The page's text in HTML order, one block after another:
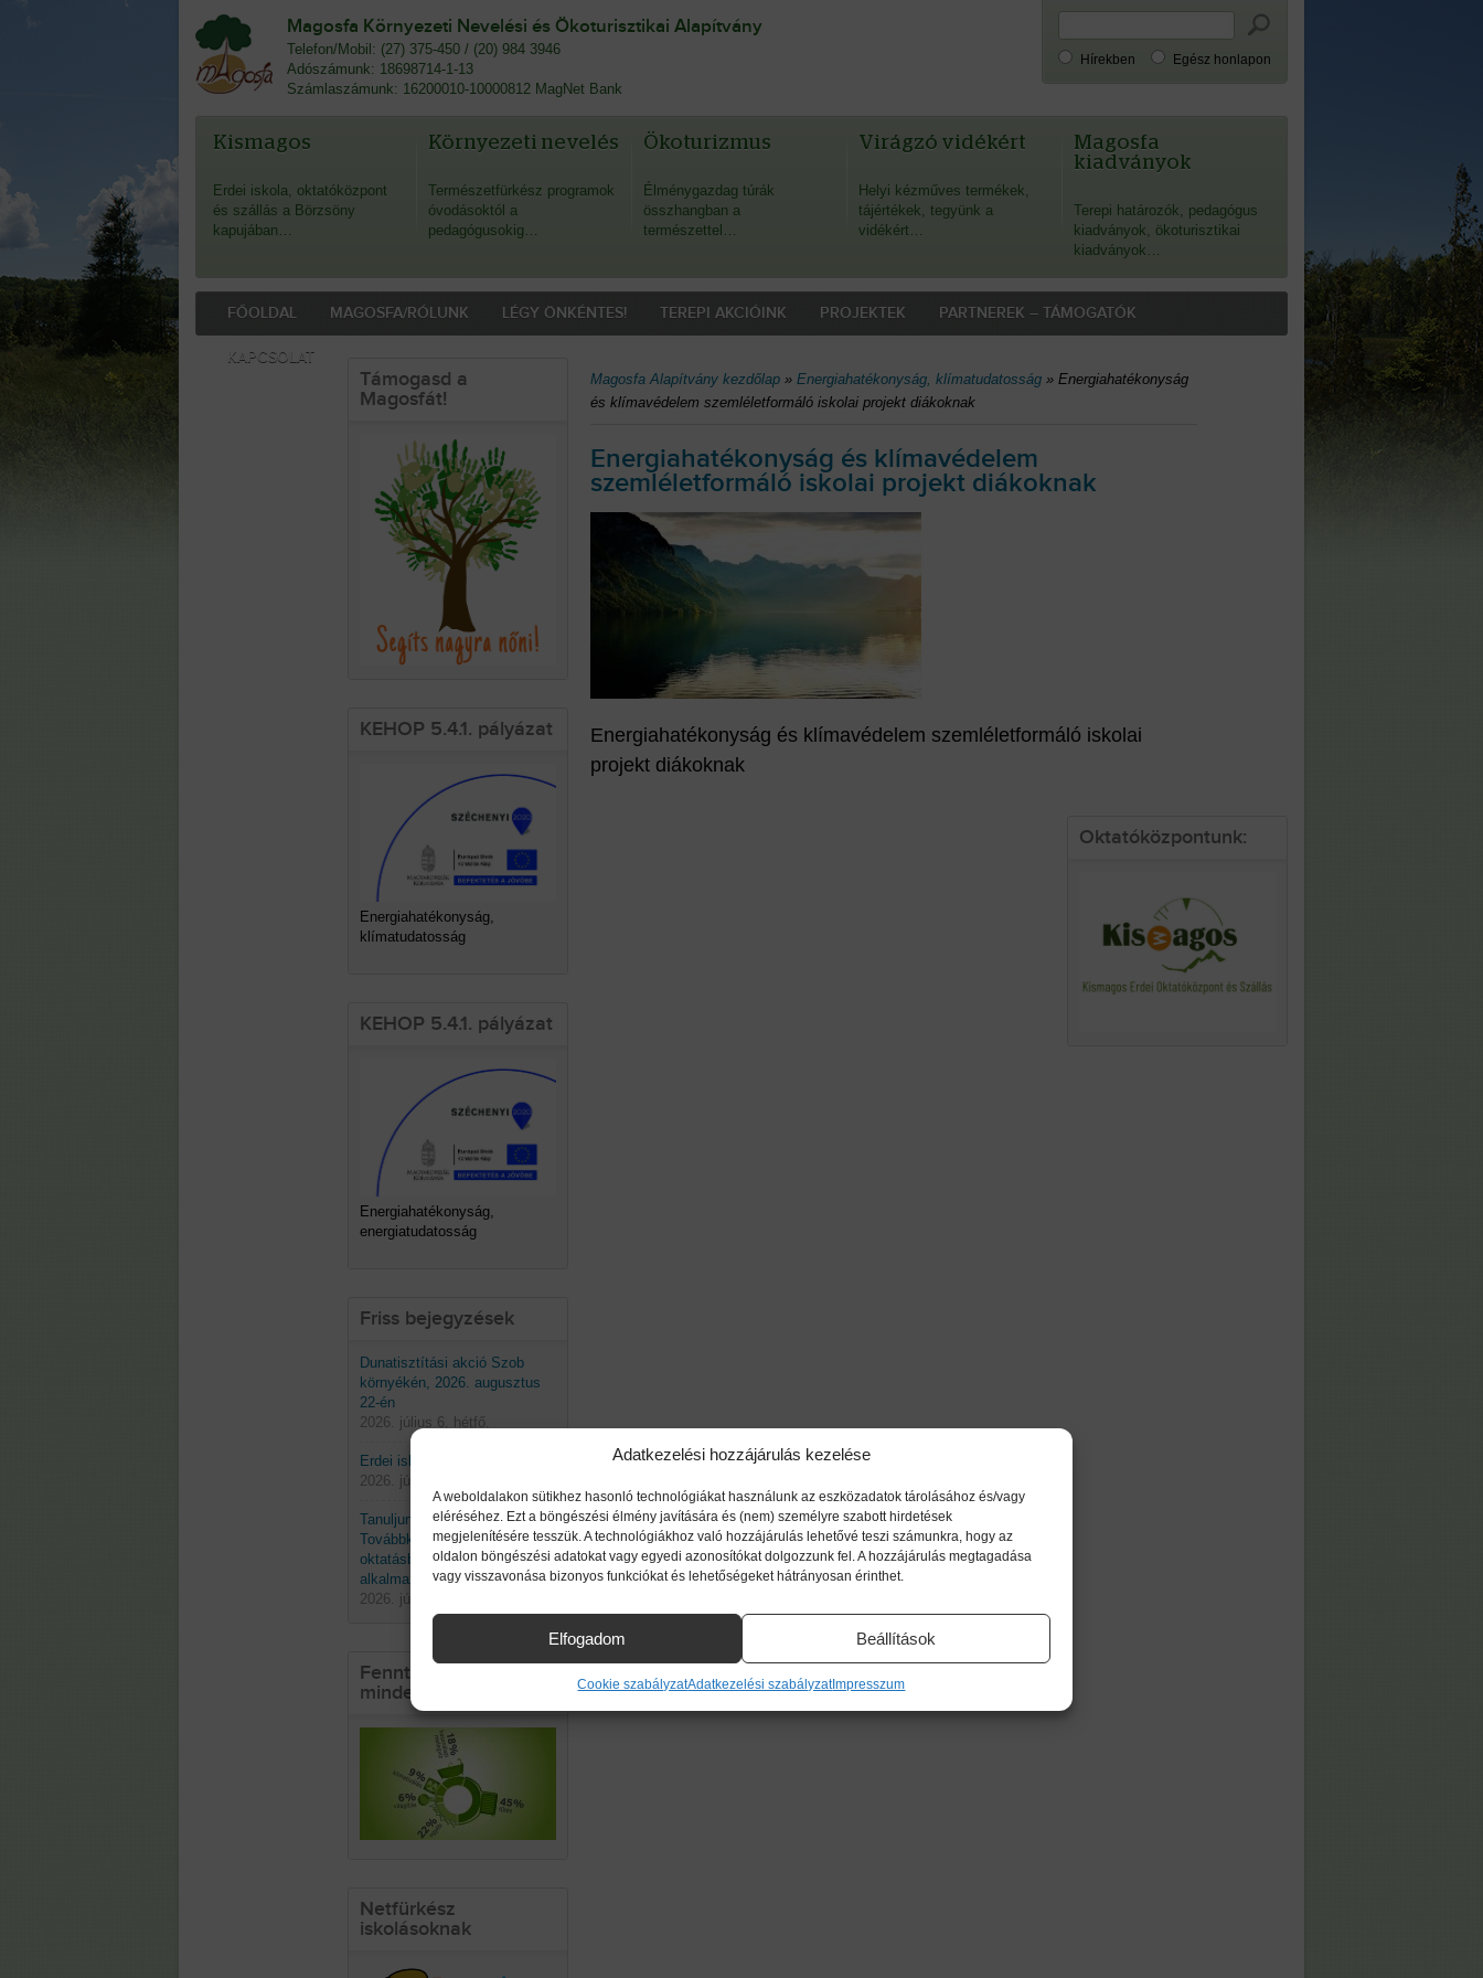
Adatkezelési hozzájárulás kezelése
A weboldalakon sütikhez hasonló technológiákat használunk az eszközadatok tárolásához és/vagy
eléréséhez. Ezt a böngészési élmény javítására és (nem) személyre szabott hirdetések
megjelenítésére tesszük. A technológiákhoz való hozzájárulás lehetővé teszi számunkra, hogy az
oldalon böngészési adatokat vagy egyedi azonosítókat dolgozzunk fel. A hozzájárulás megtagadása
vagy visszavonása bizonyos funkciókat és lehetőségeket hátrányosan érinthet.
Elfogadom Beállítások
Cookie szabályzatAdatkezelési szabályzatImpresszum
Magosfa Környezeti Nevelési és Ökoturisztikai Alapítvány
Telefon/Mobil: (27) 375-450 / (20) 984 3946
Adószámunk: 18698714-1-13
Számlaszámunk: 16200010-10000812 MagNet Bank
Hírekben Egész honlapon
Kismagos
Erdei iskola, oktatóközpont
és szállás a Börzsöny
kapujában…
Környezeti nevelés
Természetfürkész programok
óvodásoktól a
pedagógusokig…
Ökoturizmus
Élménygazdag túrák
összhangban a
természettel…
Virágzó vidékért
Helyi kézműves termékek,
tájértékek, tegyünk a
vidékért…
Magosfa
kiadványok
Terepi határozók, pedagógus
kiadványok, ökoturisztikai
kiadványok…
FŐOLDAL MAGOSFA/RÓLUNK LÉGY ÖNKÉNTES! TEREPI AKCIÓINK PROJEKTEK PARTNEREK – TÁMOGATÓK
KAPCSOLAT
Támogasd a
Magosfát!
KEHOP 5.4.1. pályázat
Energiahatékonyság,
klímatudatosság
KEHOP 5.4.1. pályázat
Energiahatékonyság,
energiatudatosság
Friss bejegyzések
Dunatisztítási akció Szob
környékén, 2026. augusztus
22-én
2026. július 6. hétfő.
Erdei iskolák 2026 tavaszán
2026. június 29. hétfő.
Tanuljunk a természettől!
Továbbképzés a biomimikri
oktatásban való
alkalmazásáról
2026. június 19. péntek.
Fenntarthatóság a
mindennapokban
Netfürkész
iskolásoknak
Magosfa Alapítvány kezdőlap » Energiahatékonyság, klímatudatosság » Energiahatékonyság
és klímavédelem szemléletformáló iskolai projekt diákoknak
Energiahatékonyság és klímavédelem
szemléletformáló iskolai projekt diákoknak
Energiahatékonyság és klímavédelem szemléletformáló iskolai
projekt diákoknak
Oktatóközpontunk: